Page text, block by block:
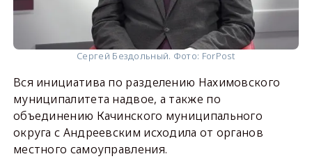
Сергей Бездольный. Фото: ForPost
Вся инициатива по разделению Нахимовского
муниципалитета надвое, а также по
объединению Качинского муниципального
округа с Андреевским исходила от органов
местного самоуправления.